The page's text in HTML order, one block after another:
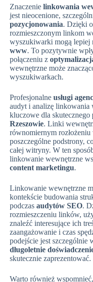
Znaczenie linkowania
jest nieocenione,
pozycjonowania. Dzięki
rozmieszczonym linkom
wyszukiwarki mogą lepiej
www. To pozytywnie
połączeniu z
wewnętrzne może
wyszukiwarkach.
Profesjonalne usługi
audyt i analizę linkowania
kluczowe dla skutecznego
Rzeszowie. Linki
równomiernym
poszczególne podstrony,
całej witryny. W ten
linkowanie wewnętrzne
content marketingu.
Linkowanie wewnętrzne
kontekście budowania
podczas audytów SEO.
rozmieszczeniu linków,
znaleźć interesujące ich
zaangażowanie i czas
podejście jest szczególnie
długoletnie
skutecznie zaprezentować.
Warto również